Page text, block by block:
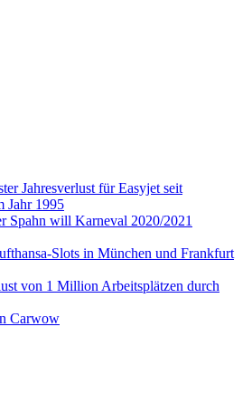
Jahresverlust für Easyjet seit
Jahr 1995
Spahn will Karneval 2020/2021
Slots in München und Frankfurt
von 1 Million Arbeitsplätzen durch
Carwow